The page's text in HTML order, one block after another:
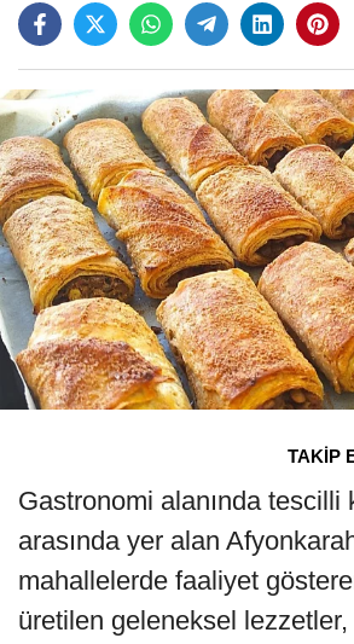
TAKİP
Gastronomi alanında tescilli
arasında yer alan
mahallelerde faaliyet
üretilen geleneksel lezzetler,